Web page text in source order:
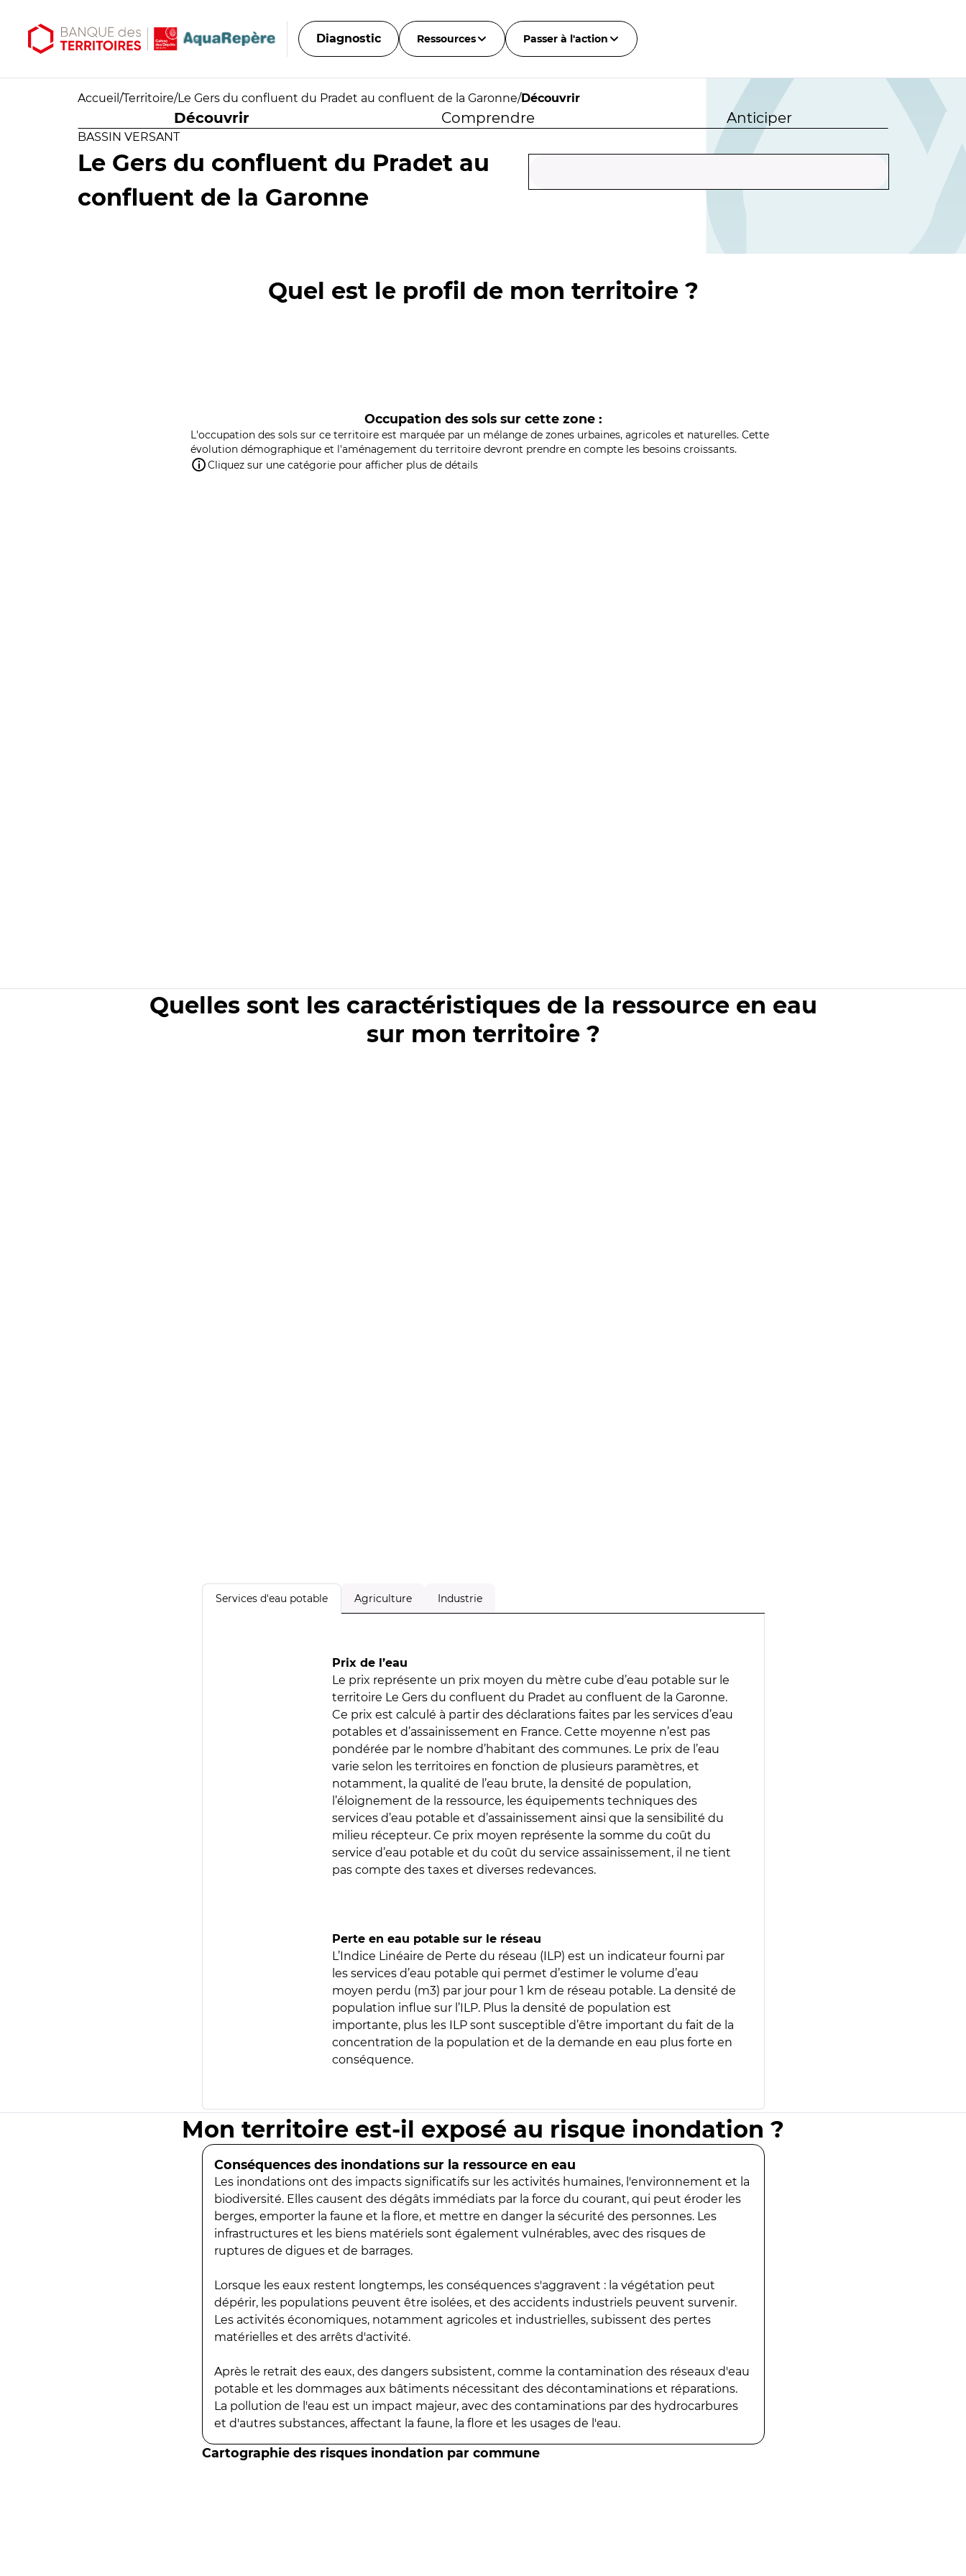
Diagnostic Ressources Passer à l'action
Accueil /Territoire/Le Gers du confluent du Pradet au confluent de la Garonne/Découvrir
Découvrir Comprendre Anticiper
BASSIN VERSANT
Le Gers du confluent du Pradet au
confluent de la Garonne
Quel est le profil de mon territoire ?
Occupation des sols sur cette zone :
L'occupation des sols sur ce territoire est marquée par un mélange de zones urbaines, agricoles et naturelles. Cette
évolution démographique et l'aménagement du territoire devront prendre en compte les besoins croissants.
Cliquez sur une catégorie pour afficher plus de détails
Quelles sont les caractéristiques de la ressource en eau
sur mon territoire ?
Services d'eau potable Agriculture Industrie
Prix de l’eau
Le prix représente un prix moyen du mètre cube d’eau potable sur le
territoire Le Gers du confluent du Pradet au confluent de la Garonne.
Ce prix est calculé à partir des déclarations faites par les services d’eau
potables et d’assainissement en France. Cette moyenne n’est pas
pondérée par le nombre d’habitant des communes. Le prix de l’eau
varie selon les territoires en fonction de plusieurs paramètres, et
notamment, la qualité de l’eau brute, la densité de population,
l’éloignement de la ressource, les équipements techniques des
services d’eau potable et d’assainissement ainsi que la sensibilité du
milieu récepteur. Ce prix moyen représente la somme du coût du
service d’eau potable et du coût du service assainissement, il ne tient
pas compte des taxes et diverses redevances.
Perte en eau potable sur le réseau
L’Indice Linéaire de Perte du réseau (ILP) est un indicateur fourni par
les services d’eau potable qui permet d’estimer le volume d’eau
moyen perdu (m3) par jour pour 1 km de réseau potable. La densité de
population influe sur l’ILP. Plus la densité de population est
importante, plus les ILP sont susceptible d’être important du fait de la
concentration de la population et de la demande en eau plus forte en
conséquence.
Mon territoire est-il exposé au risque inondation ?
Conséquences des inondations sur la ressource en eau
Les inondations ont des impacts significatifs sur les activités humaines, l'environnement et la
biodiversité. Elles causent des dégâts immédiats par la force du courant, qui peut éroder les
berges, emporter la faune et la flore, et mettre en danger la sécurité des personnes. Les
infrastructures et les biens matériels sont également vulnérables, avec des risques de
ruptures de digues et de barrages.
Lorsque les eaux restent longtemps, les conséquences s'aggravent : la végétation peut
dépérir, les populations peuvent être isolées, et des accidents industriels peuvent survenir.
Les activités économiques, notamment agricoles et industrielles, subissent des pertes
matérielles et des arrêts d'activité.
Après le retrait des eaux, des dangers subsistent, comme la contamination des réseaux d'eau
potable et les dommages aux bâtiments nécessitant des décontaminations et réparations.
La pollution de l'eau est un impact majeur, avec des contaminations par des hydrocarbures
et d'autres substances, affectant la faune, la flore et les usages de l'eau.
Cartographie des risques inondation par commune